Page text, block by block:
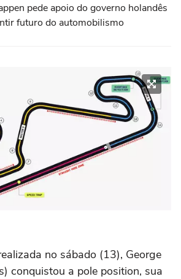
pede apoio do governo holandês
futuro do automobilismo
no sábado (13), George
conquistou a pole position, sua